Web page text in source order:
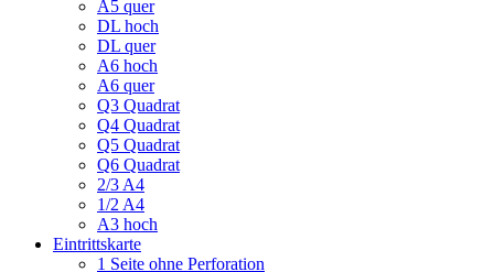
A5 quer
DL hoch
DL quer
A6 hoch
A6 quer
Q3 Quadrat
Q4 Quadrat
Q5 Quadrat
Q6 Quadrat
2/3 A4
1/2 A4
A3 hoch
Eintrittskarte
1 Seite ohne Perforation